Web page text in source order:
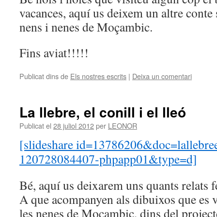
vacances, aquí us deixem un altre
nens i nenes de Moçambic.
Fins aviat!!!!!
Publicat dins de Els nostres escrits | Deixa un comentari
La llebre, el conill i el lleó
Publicat el 28 juliol 2012per LEONOR
[slideshare
120728084407-phpapp01&type=d]
Bé, aquí us deixarem uns quants relats
A que acompanyen als dibuixos que es
les nenes de Moçambic, dins del